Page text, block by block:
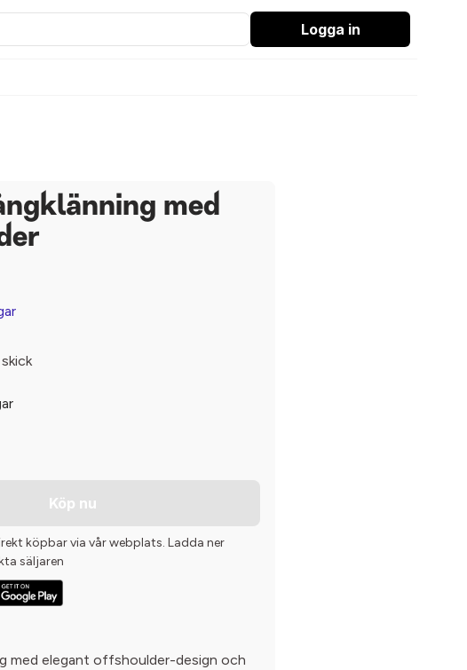
Logga in
med
Köp nu
köpbar via vår webplats. Ladda ner
säljaren
med elegant offshoulder-design och